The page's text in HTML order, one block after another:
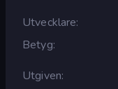
Utvecklare
Betyg
Utgiven